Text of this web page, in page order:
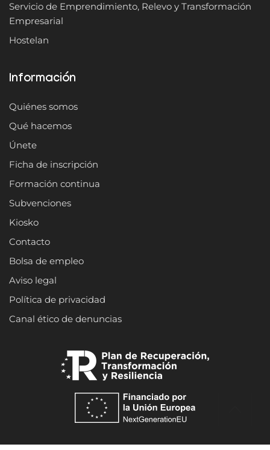
Servicio de Emprendimiento, Relevo y Transformación
Empresarial
Hostelan
Información
Quiénes somos
Qué hacemos
Únete
Ficha de inscripción
Formación continua
Subvenciones
Kiosko
Contacto
Bolsa de empleo
Aviso legal
Política de privacidad
Canal ético de denuncias